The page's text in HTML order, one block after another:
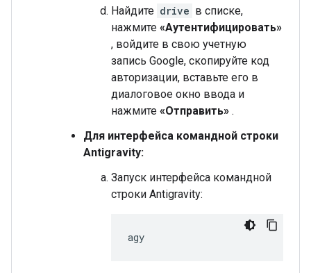
Найдите drive в списке,
нажмите «Аутентифицировать»
, войдите в свою учетную
запись Google, скопируйте код
авторизации, вставьте его в
диалоговое окно ввода и
нажмите «Отправить» .
Для интерфейса командной строки
Antigravity:
Запуск интерфейса командной
строки Antigravity: